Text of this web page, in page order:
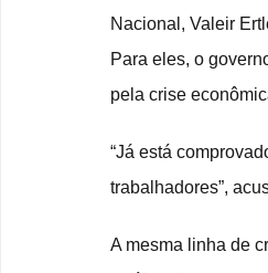
Nacional, Valeir
Para eles, o
pela crise
“Já está
trabalhadores”,
A mesma linha de